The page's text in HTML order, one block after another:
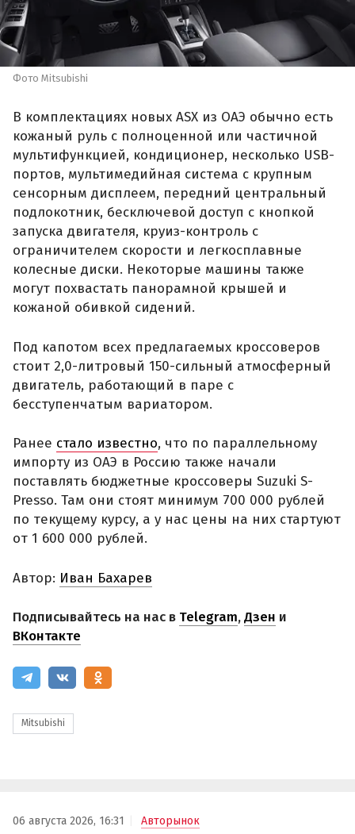
Фото Mitsubishi
В комплектациях новых ASX из ОАЭ обычно есть
кожаный руль с полноценной или частичной
мультифункцией, кондиционер, несколько USB-
портов, мультимедийная система с крупным
сенсорным дисплеем, передний центральный
подлокотник, бесключевой доступ с кнопкой
запуска двигателя, круиз-контроль с
ограничителем скорости и легкосплавные
колесные диски. Некоторые машины также
могут похвастать панорамной крышей и
кожаной обивкой сидений.
Под капотом всех предлагаемых кроссоверов
стоит 2,0-литровый 150-сильный атмосферный
двигатель, работающий в паре с
бесступенчатым вариатором.
Ранее стало известно, что по параллельному
импорту из ОАЭ в Россию также начали
поставлять бюджетные кроссоверы Suzuki S-
Presso. Там они стоят минимум 700 000 рублей
по текущему курсу, а у нас цены на них стартуют
от 1 600 000 рублей.
Автор: Иван Бахарев
Подписывайтесь на нас в Telegram,Дзен и
ВКонтакте
Mitsubishi
06 августа 2026, 16:31 Авторынок